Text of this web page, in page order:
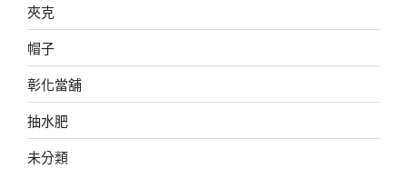
夾克
帽子
彰化當舖
抽水肥
未分類